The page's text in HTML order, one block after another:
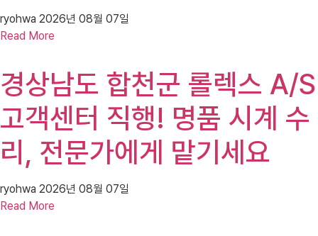
ryohwa 2026년 08월 07일
Read More
경상남도 합천군 롤렉스 A/S
고객센터 직행! 명품 시계 수
리, 전문가에게 맡기세요
ryohwa 2026년 08월 07일
Read More